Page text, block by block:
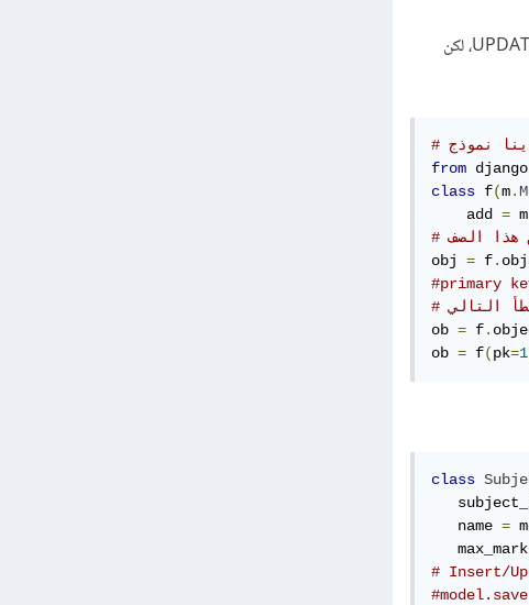
أيضاً إذا تم تعيين واصفة المفتاح الرئيسي على قيمة وكانت موجودة سابقاً، فإن Model.save سينفذ UPDATE، لكن
نموذج
from django
class f(m.
    add
= m
هذا الصف
obj = f.
التالي
ob = f.
ob = f(pk=1
class
   name
=
# Insert/